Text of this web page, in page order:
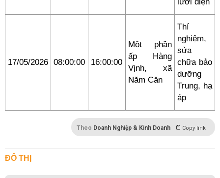
17/05/2026 08:00:00 16:00:00
Một phần
ấp Hàng
Vịnh, xã
Năm Căn
Thí
nghiệm,
sửa
chữa bảo
dưỡng
Trung, hạ
áp
Theo Doanh Nghiệp & Kinh Doanh Copy link
ĐÔ THỊ